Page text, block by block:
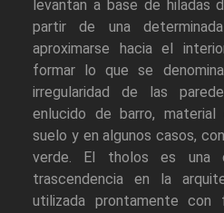
levantan a base de hiladas
partir de una
aproximarse hacia el
formar lo que se
irregularidad de las
enlucido de barro,
suelo y en algunos casos,
verde. El tholos es una
trascendencia en la
utilizada prontamente con